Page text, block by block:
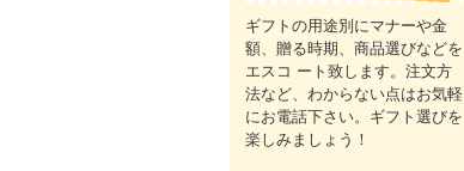
ギフトの用途別にマナーや金
額、贈る時期、商品選びなどを
エスコ ート致します。注文方
法など、わからない点はお気軽
にお電話下さい。ギフト選びを
楽しみましょう！